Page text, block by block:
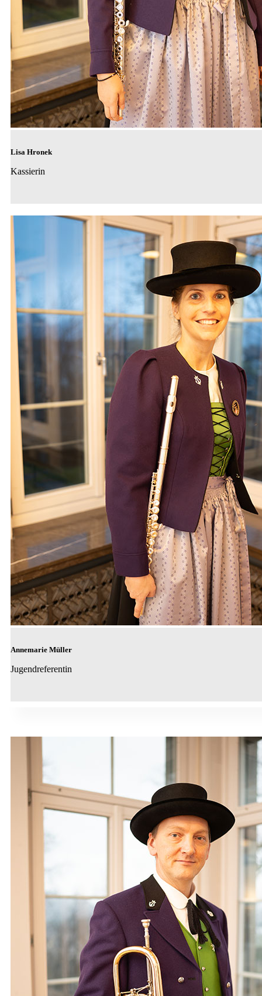
Lisa Hronek
Kassierin
Annemarie Müller
Jugendreferentin